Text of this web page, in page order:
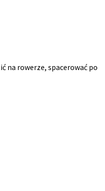
na rowerze, spacerować po